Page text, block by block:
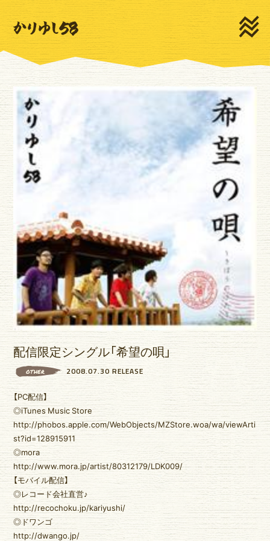
HOME
NEWS
LIVE
MEDIA
PROFILE
MOVIE
DISCOGRAPHY
CONTACT
ゆいま～るSNS
ゆいま～るテレビ
ゆいま～るブログ
ゆいま～るラジオ
かりゆしの部屋
壁紙
配信限定シングル「希望の唄」
OTHER 2008.07.30 RELEASE
【PC配信】
◎iTunes Music Store
http://phobos.apple.com/WebObjects/MZStore.woa/wa/viewArti
st?id=128915911
◎mora
http://www.mora.jp/artist/80312179/LDK009/
【モバイル配信】
◎レコード会社直営♪
http://recochoku.jp/kariyushi/
◎ドワンゴ
http://dwango.jp/